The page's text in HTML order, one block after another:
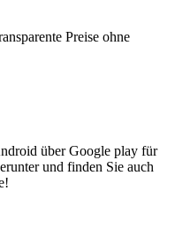
Preise ohne
über Google play für
und finden Sie auch